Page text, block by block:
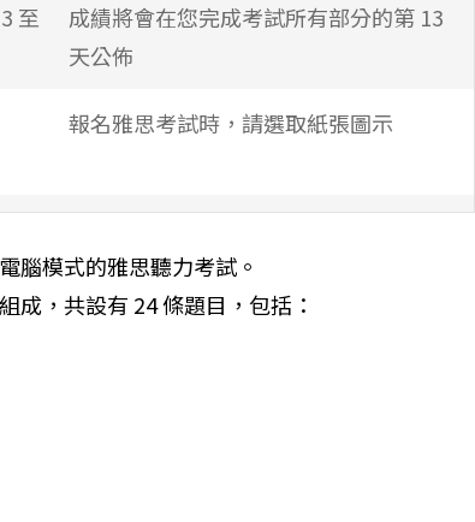
至
成績將會在您完成考試所有部分的第 13
天公佈
報名雅思考試時，請選取紙張圖示
期六）
腦模式的雅思聽力考試。
成，共設有 24 條題目，包括：